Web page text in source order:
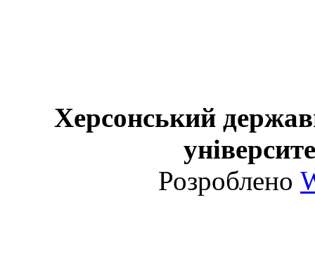
Херсонський
Розроблено